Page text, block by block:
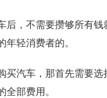
后，不需要攒够所有
年轻消费者的。
买汽车，那首先需要
全部费用。